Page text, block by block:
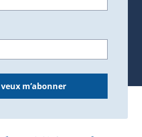
veux m’abonner